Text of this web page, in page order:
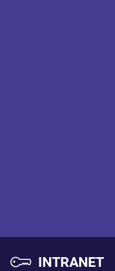
INTRANET